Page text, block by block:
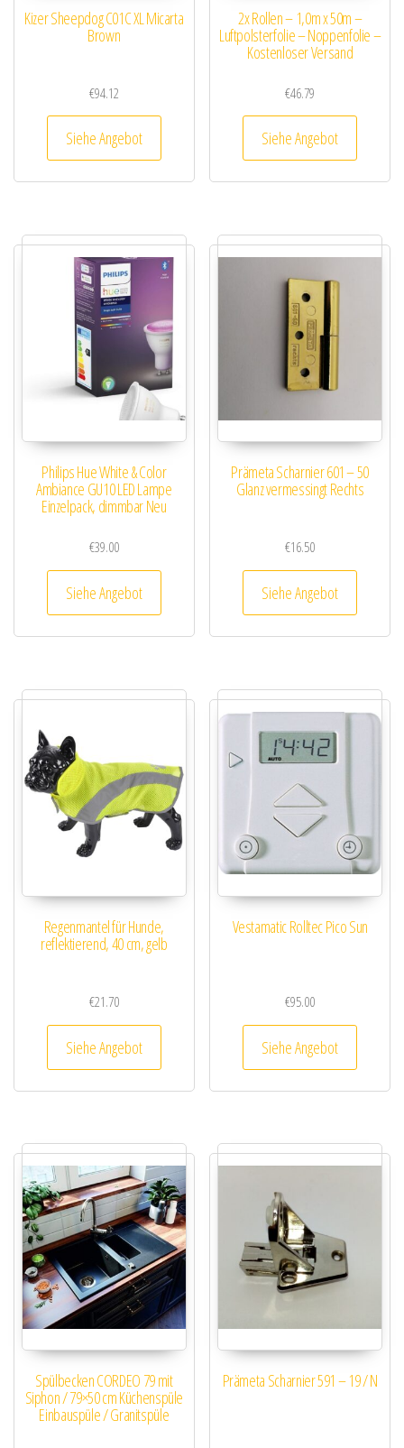
Kizer Sheepdog C01C XL Micarta
Brown
€94.12
Siehe Angebot
2x Rollen – 1,0m x 50m –
Luftpolsterfolie – Noppenfolie –
Kostenloser Versand
€46.79
Siehe Angebot
Philips Hue White & Color
Ambiance GU10 LED Lampe
Einzelpack, dimmbar Neu
€39.00
Siehe Angebot
Prämeta Scharnier 601 – 50
Glanz vermessingt Rechts
€16.50
Siehe Angebot
Regenmantel für Hunde,
reflektierend, 40 cm, gelb
€21.70
Siehe Angebot
Vestamatic Rolltec Pico Sun
€95.00
Siehe Angebot
Spülbecken CORDEO 79 mit
Siphon / 79×50 cm Küchenspüle
Einbauspüle / Granitspüle
Prämeta Scharnier 591 – 19 / N